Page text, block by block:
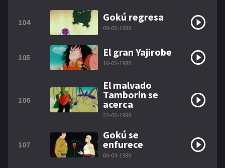
104 Gokú regresa
09-03-1988
105 El gran Yajirobe
16-03-1988
106
El malvado
Tamborin se
acerca
23-03-1988
107
Gokú se
enfurece
06-04-1988